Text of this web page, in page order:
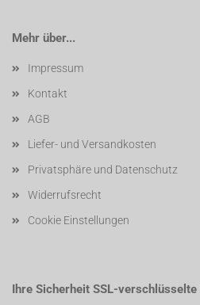
Mehr über...
Impressum
Kontakt
AGB
Liefer- und Versandkosten
Privatsphäre und Datenschutz
Widerrufsrecht
Cookie Einstellungen
Ihre Sicherheit SSL-